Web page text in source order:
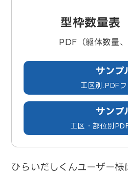
型枠数量表
PDF（躯体数量、
サンプ
工区別.PDFフ
サンプ
工区・部位別
ひらいだしくんユーザー